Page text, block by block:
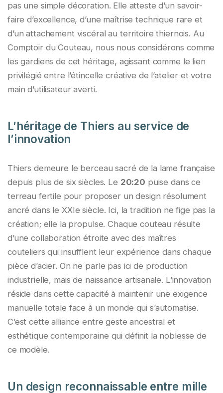
pas une simple décoration. Elle atteste d’un savoir-
faire d’excellence, d’une maîtrise technique rare et
d’un attachement viscéral au territoire thiernois. Au
Comptoir du Couteau, nous nous considérons comme
les gardiens de cet héritage, agissant comme le lien
privilégié entre l’étincelle créative de l’atelier et votre
main d’utilisateur averti.
L’héritage de Thiers au service de
l’innovation
Thiers demeure le berceau sacré de la lame française
depuis plus de six siècles. Le 20:20 puise dans ce
terreau fertile pour proposer un design résolument
ancré dans le XXIe siècle. Ici, la tradition ne fige pas la
création; elle la propulse. Chaque couteau résulte
d’une collaboration étroite avec des maîtres
couteliers qui insufflent leur expérience dans chaque
pièce d’acier. On ne parle pas ici de production
industrielle, mais de naissance artisanale. L’innovation
réside dans cette capacité à maintenir une exigence
manuelle totale face à un monde qui s’automatise.
C’est cette alliance entre geste ancestral et
esthétique contemporaine qui définit la noblesse de
ce modèle.
Un design reconnaissable entre mille